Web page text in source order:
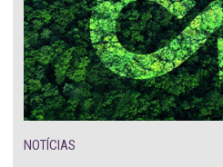
NOTÍCIAS